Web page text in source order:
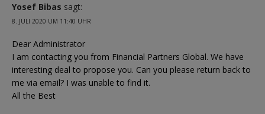
Yosef Bibas sagt:
8. JULI 2020 UM 11:40 UHR
Dear Administrator
I am contacting you from Financial Partners Global. We have
interesting deal to propose you. Can you please return back to
me via email? I was unable to find it.
All the Best